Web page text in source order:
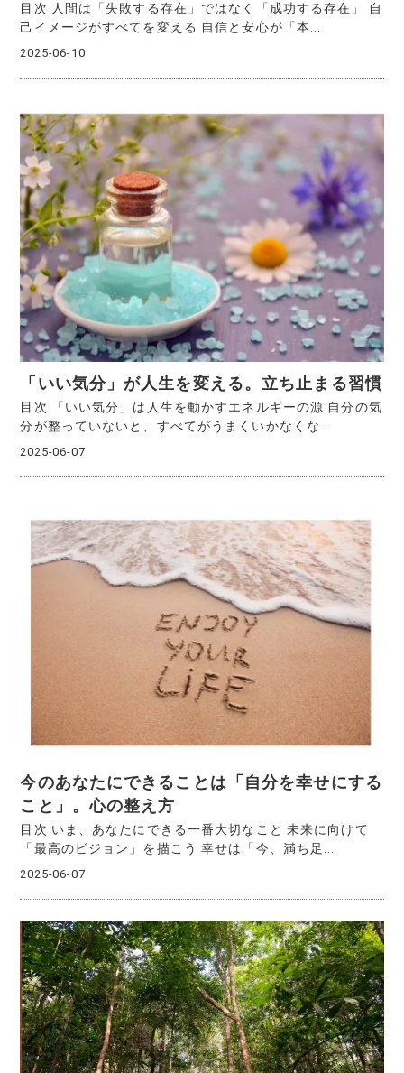
目次 人間は「失敗する存在」ではなく「成功する存在」 自
己イメージがすべてを変える 自信と安心が「本...
2025-06-10
「いい気分」が人生を変える。立ち止まる習慣
目次 「いい気分」は人生を動かすエネルギーの源 自分の気
分が整っていないと、すべてがうまくいかなくな...
2025-06-07
今のあなたにできることは「自分を幸せにする
こと」。心の整え方
目次 いま、あなたにできる一番大切なこと 未来に向けて
「最高のビジョン」を描こう 幸せは「今、満ち足...
2025-06-07